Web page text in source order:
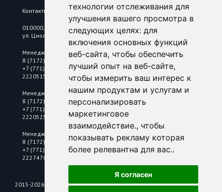
технологии отслеживания для
улучшения вашего просмотра в
следующих целях: для
включения основных функций
веб-сайта, чтобы обеспечить
лучший опыт на веб-сайте,
чтобы измерить ваш интерес к
нашим продуктам и услугам и
персонализировать
маркетинговое
взаимодействие., чтобы
показывать рекламу которая
более релевантна для вас..
Я согласен
Контакты
010000, Республика Казахстан, г. Астана,
ул. Циолковского, 6/2
Менеджер по цветному металлопрокату
8 (7172) 25 18 10
+7 (771) 2220515
2220515@mkastana.kz
Менеджер по нержавеющему металлопрокату
8 (7172) 25 18 10
+7 (771) 2220525
2220525@mkastana.kz
Менеджер по электротехнической продукции
8 (7172) 25 18 10
+7 (771) 2225115
2227470@mkastana.kz
2015-2026 © Металл Комплект Электра